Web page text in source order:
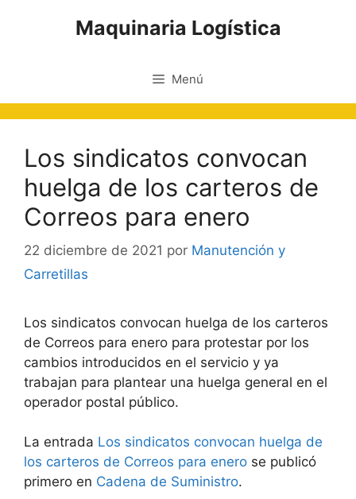
Maquinaria Logística
Menú
Los sindicatos convocan
huelga de los carteros de
Correos para enero
22 diciembre de 2021 por Manutención y
Carretillas
Los sindicatos convocan huelga de los carteros
de Correos para enero para protestar por los
cambios introducidos en el servicio y ya
trabajan para plantear una huelga general en el
operador postal público.
La entrada Los sindicatos convocan huelga de
los carteros de Correos para enero se publicó
primero en Cadena de Suministro.